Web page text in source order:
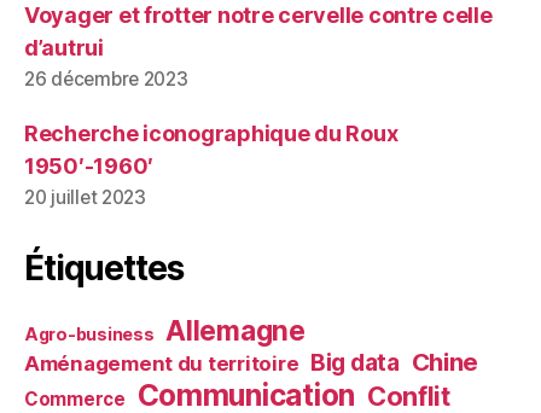
Voyager et frotter notre cervelle contre celle
d’autrui
26 décembre 2023
Recherche iconographique du Roux
1950′-1960′
20 juillet 2023
Étiquettes
Agro-business Allemagne
Aménagement du territoire Big data Chine
Commerce Communication Conflit